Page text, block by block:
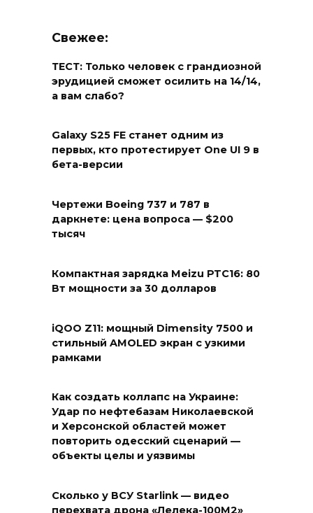
Свежее:
ТЕСТ: Только человек с грандиозной
эрудицией сможет осилить на 14/14,
а вам слабо?
Galaxy S25 FE станет одним из
первых, кто протестирует One UI 9 в
бета-версии
Чертежи Boeing 737 и 787 в
даркнете: цена вопроса — $200
тысяч
Компактная зарядка Meizu PTC16: 80
Вт мощности за 30 долларов
iQOO Z11: мощный Dimensity 7500 и
стильный AMOLED экран с узкими
рамками
Как создать коллапс на Украине:
Удар по нефтебазам Николаевской
и Херсонской областей может
повторить одесский сценарий —
объекты целы и уязвимы
Сколько у ВСУ Starlink — видео